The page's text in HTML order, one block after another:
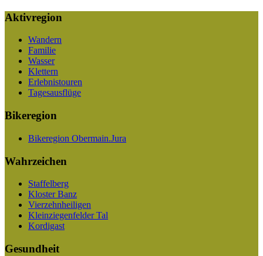
Aktivregion
Wandern
Familie
Wasser
Klettern
Erlebnistouren
Tagesausflüge
Bikeregion
Bikeregion Obermain.Jura
Wahrzeichen
Staffelberg
Kloster Banz
Vierzehnheiligen
Kleinziegenfelder Tal
Kordigast
Gesundheit